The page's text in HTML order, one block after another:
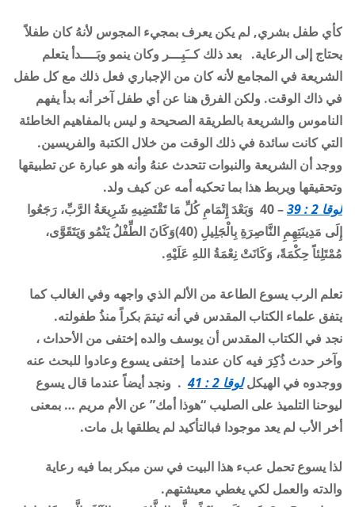
كأي طفل بشري, لم يكن يعرف بمجيء المجوس لأنهُ كان طفلاً
يحتاج إلى الرعاية. بعد ذلك كــَبِـــر وكان ينمو وبَــــدأ يتعلم
الشريعة في المجامع لأنه كان من الإجباري فعل ذلك مع كل طفل
في ذاك الوقت. ولكن الفرق هنا عن أي طفل آخر أنه بدأ يفهم
الناموس والشريعة بالطريقة الصحيحة و ليس بالمفاهيم الخاطئة
التي كانت سائدة في ذلك الوقت من خلال الكتبة والفريسين.
ووجد أن الشريعة والنبوات تتحدث عنهُ وأنه هو عبارة عن تطبيقها
وتحقيقها ويربط هذا بما تحكيه أمه عن كيف ولد.
لوقا 2 : 39
– 40 وَبَعْدَ إِتْمَامِ كُلِّ مَا تَقْتَضِيهِ شَرِيعَةُ الرَّبِّ، رَجَعُوا
إِلَى مَدِينَتِهِمِ النَّاصِرَةِ بِالْجَلِيلِ (40)
وَكَانَ الطِّفْلُ يَنْمُو وَيَتَقَوَّى،
مُمْتَلِئاً حِكْمَةً، وَكَانَتْ نِعْمَةُ اللهِ عَلَيْهِ.
تعلم الرب يسوع الطاعة من الألم الذي واجهه وفي الغالب كما
يتفق علماء الكتاب المقدس في أنه تيتمَ بكراً منذُ طفولته.
نجد في الكتاب المقدس أن يوسف والده إختفى من الأحداث ،
وآخر حدث ذُكِرَ فيه كان عندما إختفى يسوع وعادوا للبحث عنه
ووجدوه في الهيكللوقا 2 : 41
. ونجد أيضاً عندما قال يسوع
ليوحنا التلميذ على الصليب “هوذا أمك” عن الأم مريم … بمعنى
أخر الأب لم يعد موجودا فبالتأكيد لم يطلقها بل مات.
لذا يسوع تحمل عبء هذا البيت في سن مبكر بما فيه رعاية
والدته والعمل لكي يغطي معيشتهم.